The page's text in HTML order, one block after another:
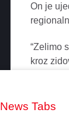
News Tabs
On je
“Zelimo
kroz
Dva su,